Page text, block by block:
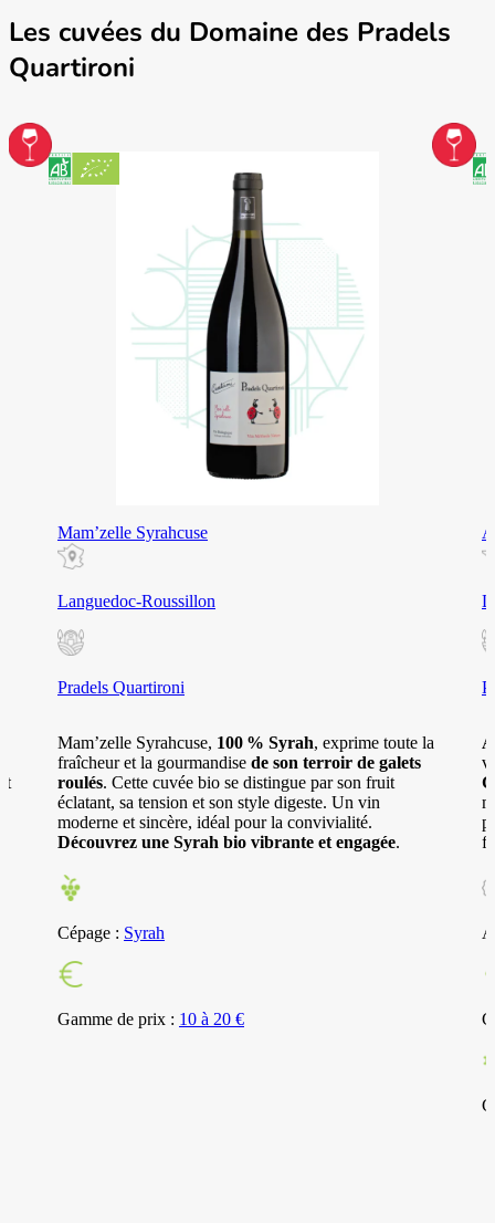
Les cuvées du Domaine des Pradels
Quartironi
Mam’zelle Syrahcuse
Languedoc-Roussillon
Pradels Quartironi
Mam’zelle Syrahcuse, 100 % Syrah, exprime toute la
fraîcheur et la gourmandise de son terroir de galets
roulés. Cette cuvée bio se distingue par son fruit
éclatant, sa tension et son style digeste. Un vin
moderne et sincère, idéal pour la convivialité.
Découvrez une Syrah bio vibrante et engagée.
Cépage : Syrah
Gamme de prix : 10 à 20 €